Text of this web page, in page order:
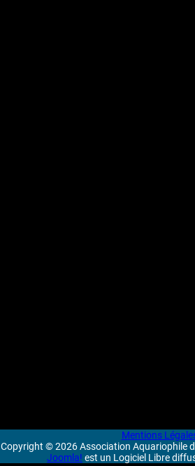
Mentions
Copyright © 2026 Association Aquariophile
Joomla! est un Logiciel Libre